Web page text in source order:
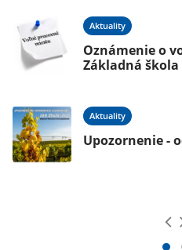
Aktuality
Oznámenie o
Základná
Aktuality
Upozornenie -